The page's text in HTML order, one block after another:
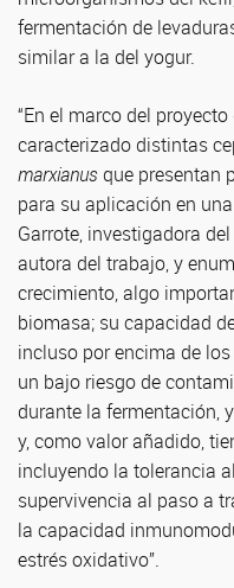
fermentación de
similar a la del yogur.
“En el marco del
caracterizado distintas
marxianusque presentan
para su aplicación en
Garrote, investigadora
autora del trabajo, y
crecimiento, algo
biomasa; su capacidad
incluso por encima de
un bajo riesgo de
durante la fermentación,
y, como valor añadido,
incluyendo la tolerancia
supervivencia al paso a
la capacidad
estrés oxidativo”.